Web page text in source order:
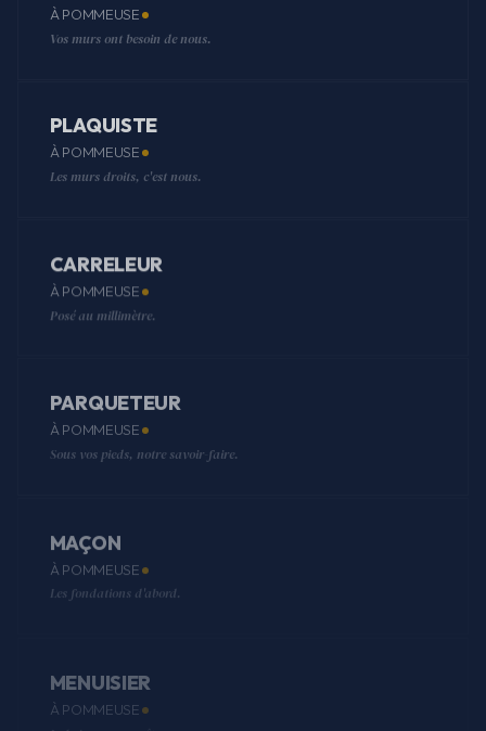
À POMMEUSE
Vos murs ont besoin de nous.
PLAQUISTE
À POMMEUSE
Les murs droits, c'est nous.
CARRELEUR
À POMMEUSE
Posé au millimètre.
PARQUETEUR
À POMMEUSE
Sous vos pieds, notre savoir-faire.
MAÇON
À POMMEUSE
Les fondations d'abord.
MENUISIER